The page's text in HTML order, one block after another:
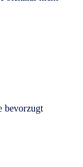
bevorzugt